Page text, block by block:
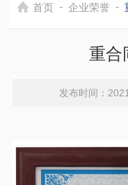
首页 - 企业荣誉 -
重合
发布时间：